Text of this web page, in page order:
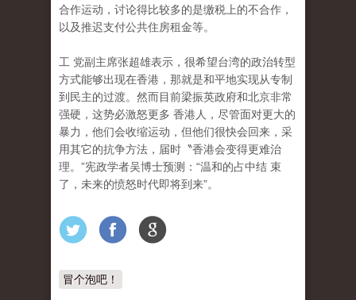
合作运动，讨论得比较多的是缴税上的不合作 ，
以及推迟支付公共住房租金等。
工 党副主席张超雄表示，很希望台湾的政治转型
方式能够出现在香港，那就是和平地实现从专制
到民主的过渡。然而目前梁振英政府和北京非常
强硬，这势必激怒更多 香港人，尽管面对更大的
暴力，他们会收缩运动，但他们很快会回来，采
用其它的抗争方法，届时〝香港会变得更难治
理。”宪政学者吴博士预测：“温和的占中结 束
了，未来的愤怒时代即将到来”。
冒个泡吧！